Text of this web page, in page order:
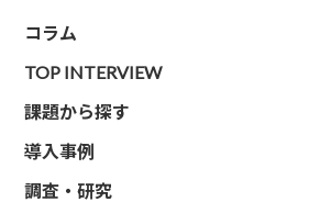
コラム
TOP INTERVIEW
課題から探す
導入事例
調査・研究